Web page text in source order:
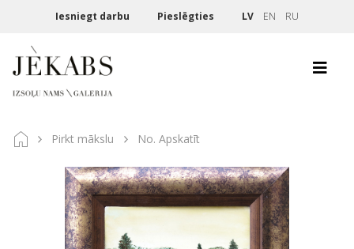
Iesniegt darbu Pieslēgties LV EN RU
Pirkt mākslu No. Apskatīt